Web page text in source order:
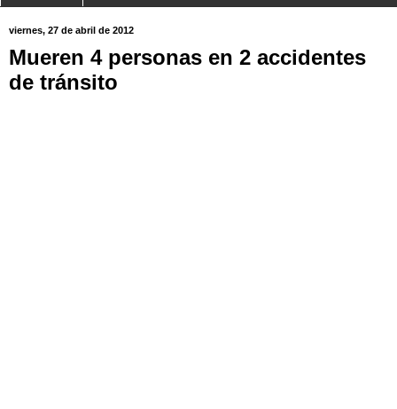
viernes, 27 de abril de 2012
Mueren 4 personas en 2 accidentes
de tránsito